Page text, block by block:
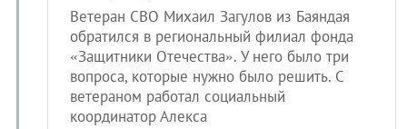
Ветеран СВО Михаил Загулов из Баяндая
обратился в региональный филиал фонда
«Защитники Отечества». У него было три
вопроса, которые нужно было решить. С
ветераном работал социальный
координатор Алекса